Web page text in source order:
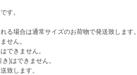
す。
る場合は通常サイズのお荷物で発送致します。
せん。
できません。
)はできません。
致します。